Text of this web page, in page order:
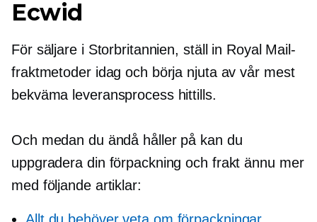
Ecwid
För säljare i Storbritannien, ställ in Royal Mail-
fraktmetoder idag och börja njuta av vår mest
bekväma leveransprocess hittills.
Och medan du ändå håller på kan du
uppgradera din förpackning och frakt ännu mer
med följande artiklar: